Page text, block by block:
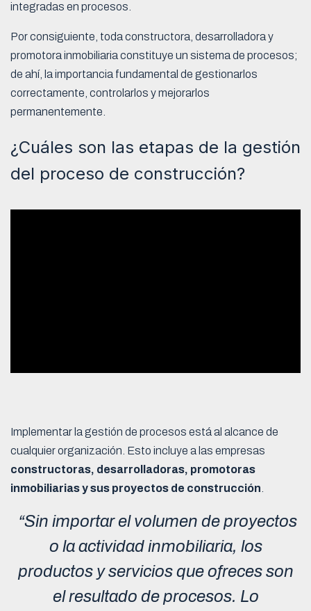
integradas en procesos.
Por consiguiente, toda constructora, desarrolladora y
promotora inmobiliaria constituye un sistema de procesos;
de ahí, la importancia fundamental de gestionarlos
correctamente, controlarlos y mejorarlos
permanentemente.
¿Cuáles son las etapas de la gestión
del proceso de construcción?
Implementar la gestión de procesos está al alcance de
cualquier organización. Esto incluye a las empresas
constructoras, desarrolladoras, promotoras
inmobiliarias y sus proyectos de construcción
“Sin importar el volumen de proyectos
o la actividad inmobiliaria, los
productos y servicios que ofreces son
el resultado de procesos. Lo